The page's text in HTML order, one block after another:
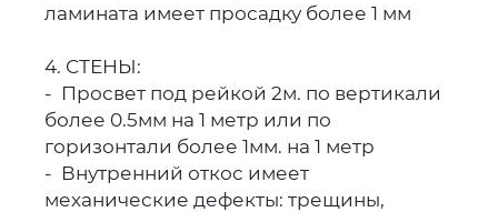
ламината имеет просадку более 1 мм
4. СТЕНЫ:
- Просвет под рейкой 2м. по вертикали
более 0.5мм на 1 метр или по
горизонтали более 1мм. на 1 метр
- Внутренний откос имеет
механические дефекты: трещины,